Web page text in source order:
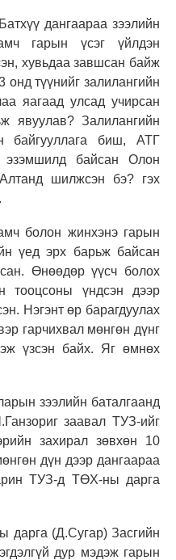
дангаараа зээлийн
гарын үсэг үйлдэн
хувьдаа завшсан байж
түүнийг залилангийн
яагаад улсад учирсан
явуулав? Залилангийн
байгууллага биш, АТГ
эзэмшилд байсан Олон
шилжсэн бэ? гэх
болон жинхэнэ гарын
үед эрх барьж байсан
Өнөөдөр үүсч болох
тооцсоны үндсэн дээр
Нэгэнт өр барагдуулах
гарчихвал мөнгөн дүнг
үзсэн байх. Яг өмнөх
зээлийн баталгаанд
заавал ТУЗ-ийг
захирал зөвхөн 10
дүн дээр дангаараа
ТУЗ-д ТӨХ-ны дарга
дарга (Д.Сугар)Засгийн
дур мэдэж гарын